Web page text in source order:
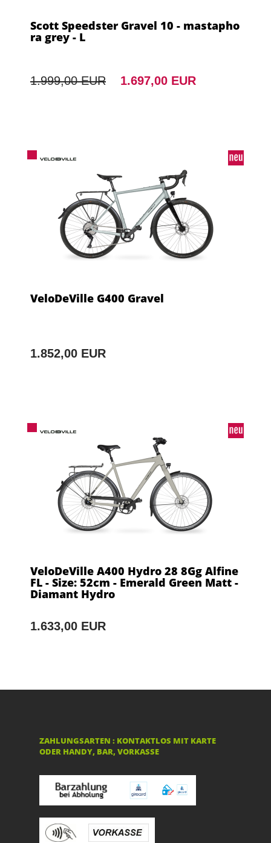
Scott Speedster Gravel 10 - mastapho
ra grey - L
1.999,00 EUR 1.697,00 EUR
VeloDeVille G400 Gravel
1.852,00 EUR
VeloDeVille A400 Hydro 28 8Gg Alfine
FL - Size: 52cm - Emerald Green Matt -
Diamant Hydro
1.633,00 EUR
ZAHLUNGSARTEN : KONTAKTLOS MIT KARTE
ODER HANDY, BAR, VORKASSE